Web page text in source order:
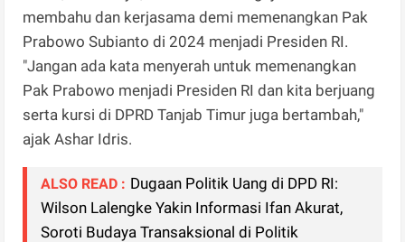
membahu dan kerjasama demi memenangkan Pak
Prabowo Subianto di 2024 menjadi Presiden RI.
"Jangan ada kata menyerah untuk memenangkan
Pak Prabowo menjadi Presiden RI dan kita berjuang
serta kursi di DPRD Tanjab Timur juga bertambah,"
ajak Ashar Idris.
ALSO READ : Dugaan Politik Uang di DPD RI:
Wilson Lalengke Yakin Informasi Ifan Akurat,
Soroti Budaya Transaksional di Politik